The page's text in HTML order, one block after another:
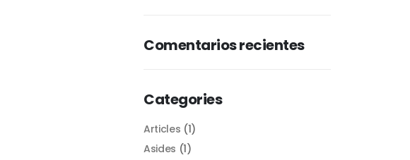
Comentarios recientes
Categories
Articles (1)
Asides (1)